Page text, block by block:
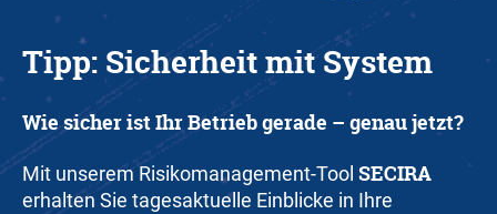
Tipp: Sicherheit mit System
Wie sicher ist Ihr Betrieb gerade – genau jetzt?
Mit unserem Risikomanagement-Tool SECIRA
erhalten Sie tagesaktuelle Einblicke in Ihre